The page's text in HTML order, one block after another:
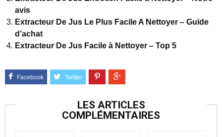
avis
Extracteur De Jus Le Plus Facile A Nettoyer – Guide
d’achat
Extracteur De Jus Facile à Nettoyer – Top 5
LES ARTICLES
COMPLÉMENTAIRES